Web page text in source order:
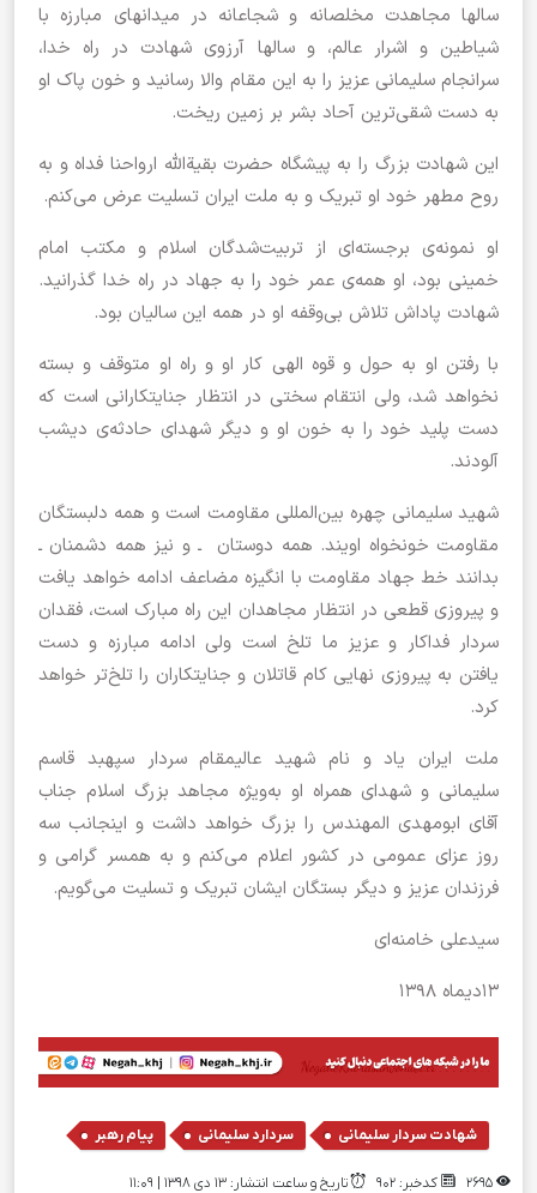
سالها مجاهدت مخلصانه و شجاعانه در میدانهای مبارزه با
شیاطین و اشرار عالم، و سالها آرزوی شهادت در راه خدا،
سرانجام سلیمانی عزیز را به این مقام والا رسانید و خون پاک او
به دست شقی‌ترین آحاد بشر بر زمین ریخت.
این شهادت بزرگ را به پیشگاه حضرت بقیة‌الله‌ ارواحنا فداه و به
روح مطهر خود او تبریک و به ملت ایران تسلیت عرض می‌کنم.
او نمونه‌ی برجسته‌ای از تربیت‌شدگان اسلام و مکتب امام
خمینی بود، او همه‌ی عمر خود را به جهاد در راه خدا گذرانید.
شهادت پاداش تلاش بی‌وقفه‌ او در همه‌ این سالیان بود.
با رفتن او به حول و قوه‌ الهی کار او و راه او متوقف و بسته
نخواهد شد، ولی انتقام سختی در انتظار جنایتکارانی است که
دست پلید خود را به خون او و دیگر شهدای حادثه‌ی دیشب
آلودند.
شهید سلیمانی چهره‌ بین‌المللی مقاومت است و همه‌ دلبستگان
مقاومت خونخواه اویند. همه‌ دوستان ـ و نیز همه‌ دشمنان ـ
بدانند خط جهاد مقاومت با انگیزه‌ مضاعف ادامه خواهد یافت
و پیروزی قطعی در انتظار مجاهدان این راه مبارک است، فقدان
سردار فداکار و عزیز ما تلخ است ولی ادامه مبارزه و دست
یافتن به پیروزی نهایی کام قاتلان و جنایتکاران را تلخ‌تر خواهد
کرد.
ملت ایران یاد و نام شهید عالیمقام سردار سپهبد قاسم
سلیمانی و شهدای همراه او به‌ویژه مجاهد بزرگ اسلام جناب
آقای ابومهدی المهندس را بزرگ خواهد داشت و اینجانب سه
روز عزای عمومی در کشور اعلام می‌کنم و به همسر گرامی و
فرزندان عزیز و دیگر بستگان ایشان تبریک و تسلیت می‌گویم.
سیدعلی خامنه‌ای
۱۳دیماه ۱۳۹۸
شهادت سردار سلیمانی , سردارد سلیمانی , پیام رهبر
کدخبر: 902 تاریخ و ساعت انتشار: ۱۳ دی ۱۳۹۸ | 11:09